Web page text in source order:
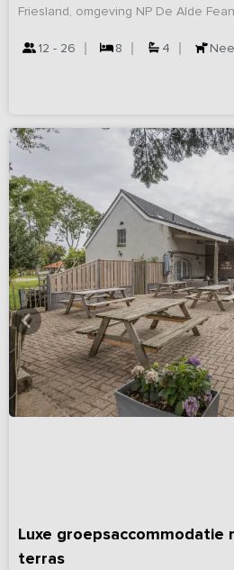
Friesland, omgeving NP De Alde
12 - 26 8 4 Nee
Luxe
terras